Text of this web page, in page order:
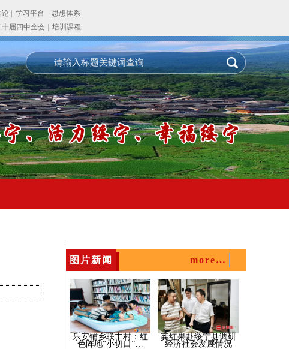
图片新闻 more…
乐安铺乡联丰村：红
色阵地“小切口”…
龚红果赴绥宁县调研
经济社会发展情况